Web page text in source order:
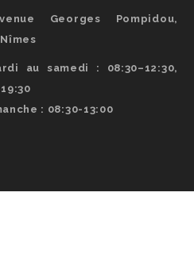
Georges Pompidou,
au samedi : 08:30–12:30,
: 08:30-13:00